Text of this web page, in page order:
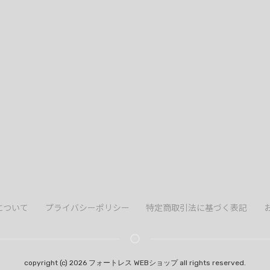
いて プライバシーポリシー 特定商取引法に基づく表記
copyright (c) 2026 フォートレス WEBショップ all rights reserved.